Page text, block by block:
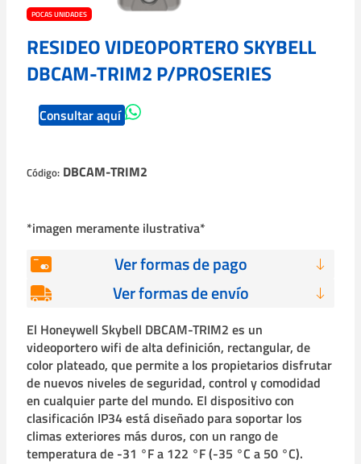
POCAS UNIDADES
RESIDEO VIDEOPORTERO SKYBELL
DBCAM-TRIM2 P/PROSERIES
Consultar aquí
Código: DBCAM-TRIM2
*imagen meramente ilustrativa*
Ver formas de pago
Ver formas de envío
El Honeywell Skybell DBCAM-TRIM2 es un
videoportero wifi de alta definición, rectangular, de
color plateado, que permite a los propietarios disfrutar
de nuevos niveles de seguridad, control y comodidad
en cualquier parte del mundo. El dispositivo con
clasificación IP34 está diseñado para soportar los
climas exteriores más duros, con un rango de
temperatura de -31 °F a 122 °F (-35 °C a 50 °C).